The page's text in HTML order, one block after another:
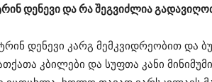
დენევი და რა შეგვიძლია
დენევი კარგ მემკვიდრეობით და
კბილები და სუფთა კანი